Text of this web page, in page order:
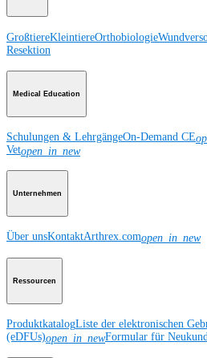
GroßtiereKleintiereOrthobiologie
Resektion
Medical Education
Schulungen & LehrgängeOn-Demand CE
Vetopen_in_new
Unternehmen
Über unsKontaktArthrex.comopen_in_new
Ressourcen
ProduktkatalogListe der elektronischen
(eDFUs)open_in_newFormular für